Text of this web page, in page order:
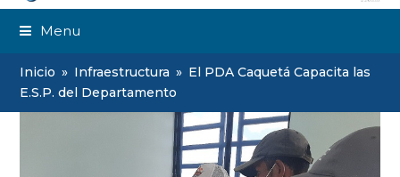
Menu
Inicio » Infraestructura » El PDA Caquetá Capacita las
E.S.P. del Departamento